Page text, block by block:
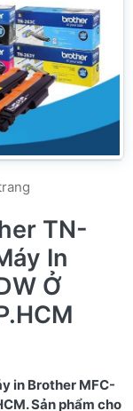
TN-
In
Ở
in Brother MFC-
Sản phẩm cho